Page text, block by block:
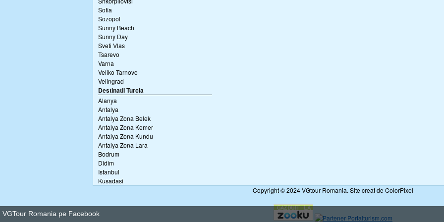
Sofia
Sozopol
Sunny Beach
Sunny Day
Sveti Vlas
Tsarevo
Varna
Veliko Tarnovo
Velingrad
Destinatii Turcia
Alanya
Antalya
Antalya Zona Belek
Antalya Zona Kemer
Antalya Zona Kundu
Antalya Zona Lara
Bodrum
Didim
Istanbul
Kusadasi
Copyright © 2024 VGtour Romania. Site creat de ColorPixel
VGTour Romania pe Facebook